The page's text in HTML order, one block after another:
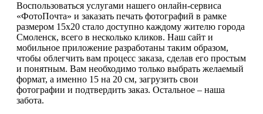
Воспользоваться услугами нашего онлайн-сервиса
«ФотоПочта» и заказать печать фотографий в рамке
размером 15х20 стало доступно каждому жителю города
Смоленск, всего в несколько кликов. Наш сайт и
мобильное приложение разработаны таким образом,
чтобы облегчить вам процесс заказа, сделав его простым
и понятным. Вам необходимо только выбрать желаемый
формат, а именно 15 на 20 см, загрузить свои
фотографии и подтвердить заказ. Остальное – наша
забота.